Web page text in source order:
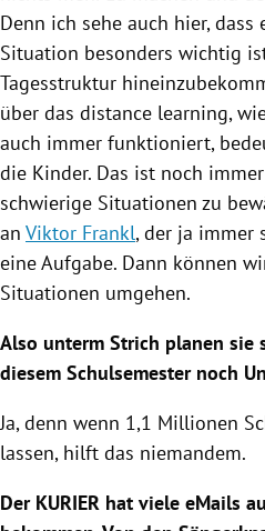
Denn ich sehe auch hier,
Situation besonders wichtig
Tagesstruktur
über das distance learning,
auch immer funktioniert,
die Kinder. Das ist noch
schwierige Situationen zu
an Viktor Frankl, der ja immer
eine Aufgabe. Dann können
Situationen umgehen.
Also unterm Strich planen sie
diesem Schulsemester noch
Ja, denn wenn 1,1 Millionen
lassen, hilft das niemandem.
Der KURIER hat viele eMails